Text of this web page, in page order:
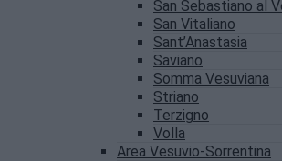
San Sebastiano al
San Vitaliano
Sant’Anastasia
Saviano
Somma Vesuviana
Striano
Terzigno
Volla
Area Vesuvio-Sorrentina